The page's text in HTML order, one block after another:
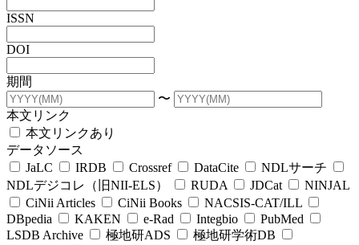
ISSN
DOI
期間
〜
本文リンク
本文リンクあり
データソース
JaLC
IRDB Crossref DataCite
NDLサーチ
NDLデジコレ（旧NII-ELS）
RUDA JDCat
NINJAL
CiNii Articles
CiNii Books
NACSIS-CAT/ILL
DBpedia
KAKEN e-Rad Integbio
PubMed
LSDB Archive
極地研ADS
極地研学術DB